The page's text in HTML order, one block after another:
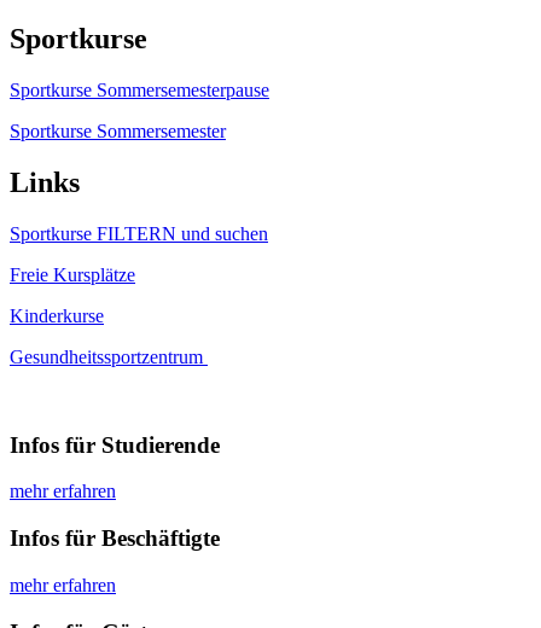
Sportkurse
Sportkurse Sommersemesterpause
Sportkurse Sommersemester
Links
Sportkurse FILTERN und suchen
Freie Kursplätze
Kinderkurse
Gesundheitssportzentrum
Infos für Studierende
mehr erfahren
Infos für Beschäftigte
mehr erfahren